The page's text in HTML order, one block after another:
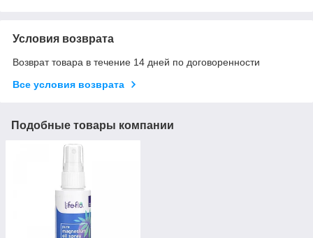
Условия возврата
Возврат товара в течение 14 дней по договоренности
Все условия возврата
Подобные товары компании